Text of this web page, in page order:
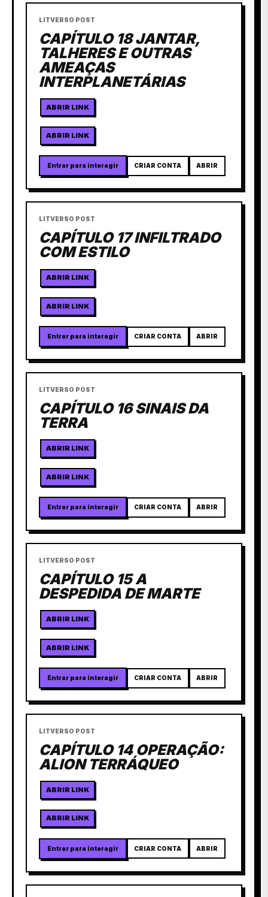
LITVERSO POST
CAPÍTULO 18 JANTAR,
TALHERES E OUTRAS
AMEAÇAS
INTERPLANETÁRIAS
ABRIR LINK
ABRIR LINK
Entrar para interagir CRIAR CONTA ABRIR
LITVERSO POST
CAPÍTULO 17 INFILTRADO
COM ESTILO
ABRIR LINK
ABRIR LINK
Entrar para interagir CRIAR CONTA ABRIR
LITVERSO POST
CAPÍTULO 16 SINAIS DA
TERRA
ABRIR LINK
ABRIR LINK
Entrar para interagir CRIAR CONTA ABRIR
LITVERSO POST
CAPÍTULO 15 A
DESPEDIDA DE MARTE
ABRIR LINK
ABRIR LINK
Entrar para interagir CRIAR CONTA ABRIR
LITVERSO POST
CAPÍTULO 14 OPERAÇÃO:
ALION TERRÁQUEO
ABRIR LINK
ABRIR LINK
Entrar para interagir CRIAR CONTA ABRIR